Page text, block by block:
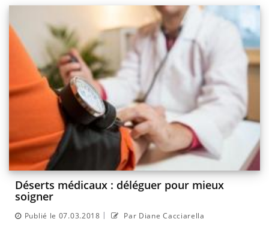
Déserts médicaux : déléguer pour mieux
soigner
Publié le 07.03.2018 | Par Diane Cacciarella